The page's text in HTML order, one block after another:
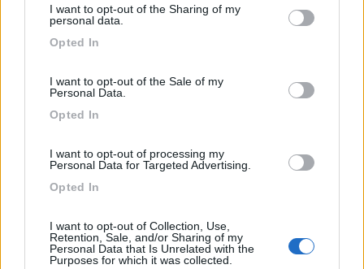
not limited to your visit or usage behaviour. You may click to
grant or deny consent to Google and its third-party tags to
use your data for below specified purposes in below Google
I want to opt-out of the Sharing of my
personal data.
Opted In
I want to opt-out of the Sale of my
Personal Data.
Opted In
I want to opt-out of processing my
Personal Data for Targeted Advertising.
Opted In
I want to opt-out of Collection, Use,
Retention, Sale, and/or Sharing of my
Personal Data that Is Unrelated with the
Purposes for which it was collected.
Servizi / Posizione
Via del Campetto, n.2